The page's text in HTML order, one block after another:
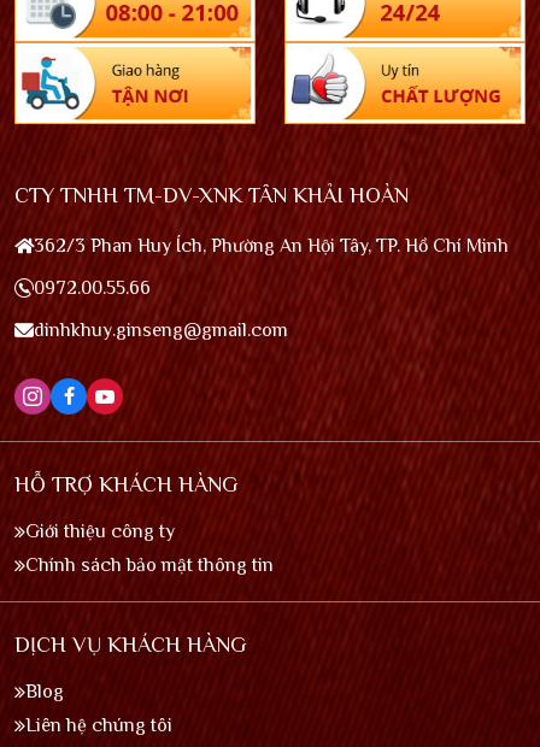
CTY TNHH TM-DV-XNK TÂN KHẢI HOÀN
362/3 Phan Huy Ích, Phường An Hội Tây, TP. Hồ Chí Minh
0972.00.55.66
dinhkhuy.ginseng@gmail.com
HỖ TRỢ KHÁCH HÀNG
Giới thiệu công ty
Chính sách bảo mật thông tin
DỊCH VỤ KHÁCH HÀNG
Blog
Liên hệ chúng tôi